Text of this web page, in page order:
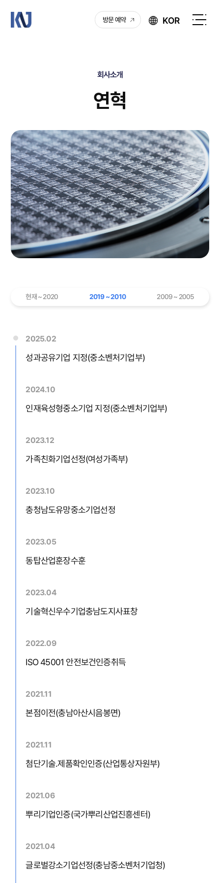
케
이
방문 예약 KOR
회사소개
연혁
현재 ~ 2020 2019 ~ 2010 2009 ~ 2005
2025.02
성과공유기업 지정(중소벤처기업부)
2024.10
인재육성형중소기업 지정(중소벤처기업부)
2023.12
가족친화기업선정(여성가족부)
2023.10
충청남도유망중소기업선정
2023.05
동탑산업훈장수훈
2023.04
기술혁신우수기업충남도지사표창
2022.09
ISO 45001 안전보건인증취득
2021.11
본점이전(충남아산시음봉면)
2021.11
첨단기술.제품확인인증(산업통상자원부)
2021.06
뿌리기업인증(국가뿌리산업진흥센터)
2021.04
글로벌강소기업선정(충남중소벤처기업청)